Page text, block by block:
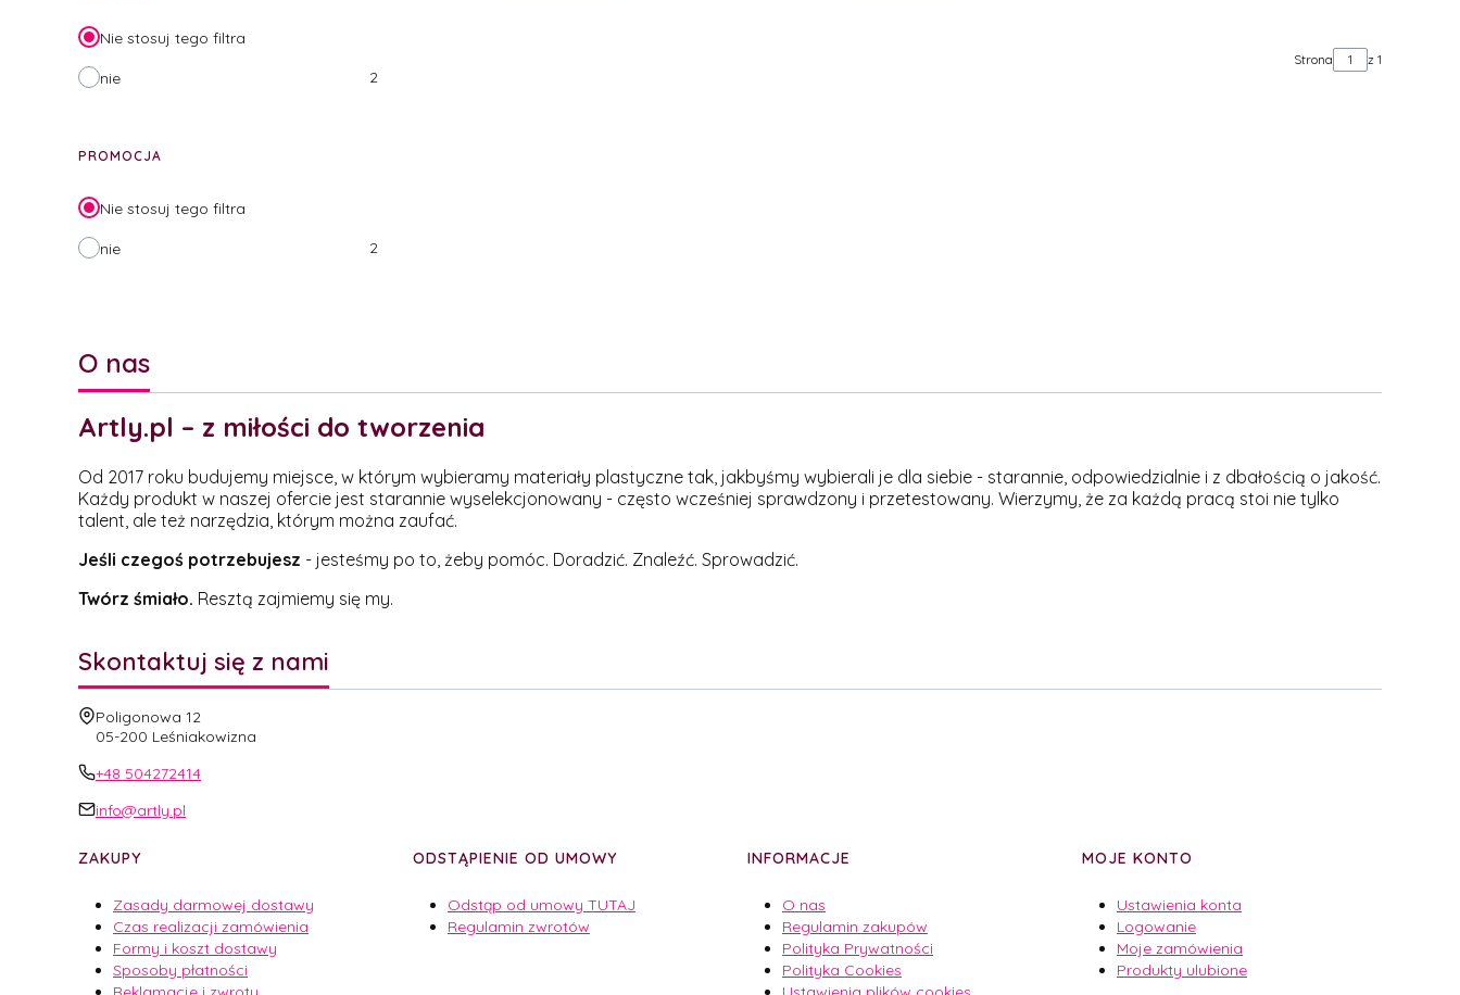
Nie stosuj tego filtra
nie 2
PROMOCJA
Nie stosuj tego filtra
nie 2
Strona z 1
O nas
Artly.pl – z miłości do tworzenia
Od 2017 roku budujemy miejsce, w którym wybieramy materiały plastyczne tak, jakbyśmy wybierali je dla siebie - starannie, odpowiedzialnie i z dbałością o jakość.
Każdy produkt w naszej ofercie jest starannie wyselekcjonowany - często wcześniej sprawdzony i przetestowany. Wierzymy, że za każdą pracą stoi nie tylko
talent, ale też narzędzia, którym można zaufać.
Jeśli czegoś potrzebujesz - jesteśmy po to, żeby pomóc. Doradzić. Znaleźć. Sprowadzić.
Twórz śmiało. Resztą zajmiemy się my.
Skontaktuj się z nami
Adres:
Poligonowa 12
05-200 Leśniakowizna
+48 504272414
info@artly.pl
Linki w stopce
ZAKUPY
Zasady darmowej dostawy
Czas realizacji zamówienia
Formy i koszt dostawy
Sposoby płatności
ODSTĄPIENIE OD UMOWY
Odstąp od umowy TUTAJ
Regulamin zwrotów
INFORMACJE
O nas
Regulamin zakupów
Polityka Prywatności
Polityka Cookies
MOJE KONTO
Ustawienia konta
Logowanie
Moje zamówienia
Produkty ulubione